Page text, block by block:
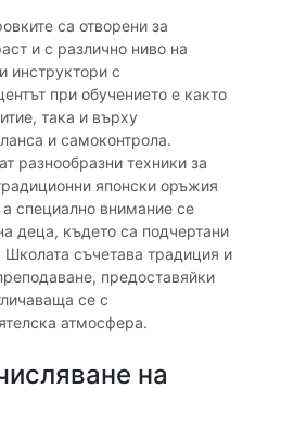
са отворени за
и с различно ниво на
инструктори с
при обучението е както
така и върху
и самоконтрола.
разнообразни техники за
японски оръжия
специално внимание се
деца, където са подчертани
съчетава традиция и
предоставяйки
се с
атмосфера.
на